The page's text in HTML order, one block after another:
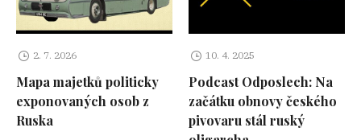
2. 7. 2026
Mapa majetků politicky
exponovaných osob z
Ruska
10. 4. 2025
Podcast Odposlech: Na
začátku obnovy českého
pivovaru stál ruský